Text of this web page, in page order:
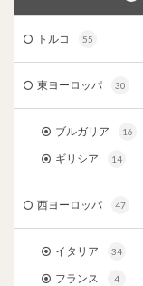
トルコ 55
東ヨーロッパ 30
ブルガリア 16
ギリシア 14
西ヨーロッパ 47
イタリア 34
フランス 4